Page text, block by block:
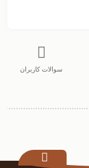
سوالات کاربران